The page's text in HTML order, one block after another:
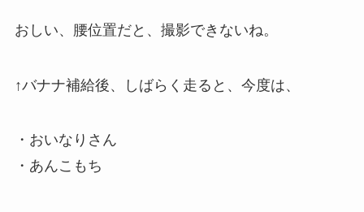
おしい、腰位置だと、撮影できないね。
↑バナナ補給後、しばらく走ると、今度は、
・おいなりさん
・あんこもち